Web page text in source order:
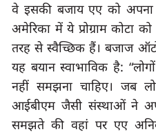
वे इसकी बजाय एए को
अमेरिका में ये प्रोग्राम कोटा
तरह से स्वैच्छिक हैं। बजाज
यह बयान स्वाभाविक है: “
नहीं समझना चाहिए। जब
आईबीएम जैसी संस्थाओं ने
समझते की वहां पर एए